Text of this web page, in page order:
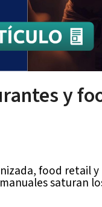
y
food retail
saturan